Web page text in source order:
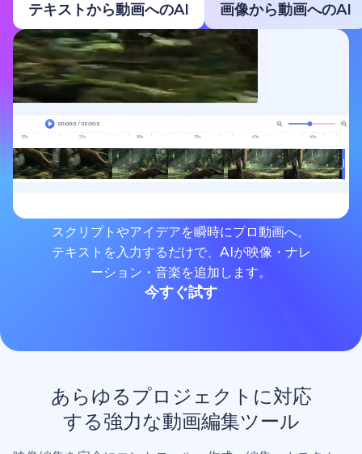
テキストから動画へのAI 画像から動画へのAI
スクリプトやアイデアを瞬時にプロ動画へ。
テキストを入力するだけで、AIが映像・ナレ
ーション・音楽を追加します。
今すぐ試す
あらゆるプロジェクトに対応
する強力な動画編集ツール